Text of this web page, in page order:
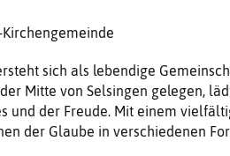
sich als lebendige
Mitte von Selsingen gelegen,
und der Freude. Mit einem
der Glaube in verschiedenen